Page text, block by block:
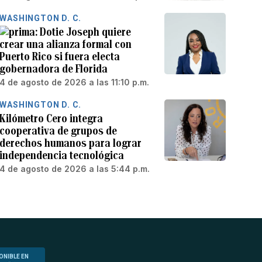
WASHINGTON D. C.
Dotie Joseph quiere
crear una alianza formal con
Puerto Rico si fuera electa
gobernadora de Florida
4 de agosto de 2026 a las 11:10 p.m.
WASHINGTON D. C.
Kilómetro Cero integra
cooperativa de grupos de
derechos humanos para lograr
independencia tecnológica
4 de agosto de 2026 a las 5:44 p.m.
EN